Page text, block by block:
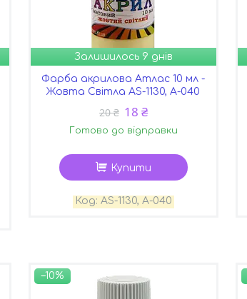
Залишилось 9 днів
Фарба акрилова Атлас 10 мл -
Жовта Світла AS-1130, А-040
20 ₴ 18 ₴
Готово до відправки
Купити
AS-1130, А-040
–10%